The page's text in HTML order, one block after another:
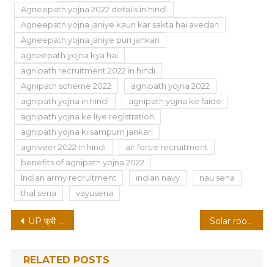
Agneepath yojna 2022 details in hindi
Agneepath yojna janiye kaun kar sakta hai avedan
Agneepath yojna janiye puri jankari
agneepath yojna kya hai
agnipath recruitment 2022 in hindi
Agnipath scheme 2022
agnipath yojna 2022
agnipath yojna in hindi
agnipath yojna ke faide
agnipath yojna ke liye registration
agnipath yojna ki sampurn jankari
agniveer 2022 in hindi
air force recruitment
benefits of agnipath yojna 2022
Indian army recruitment
indian navy
nau sena
thal sena
vayusena
Post
navigation
UP फ्री लैपटॅाप योजना 2022 Solar rooftop yojna: अब मुफ्त में अपनी छत पर लगवाएं सोलर पैनल
RELATED POSTS